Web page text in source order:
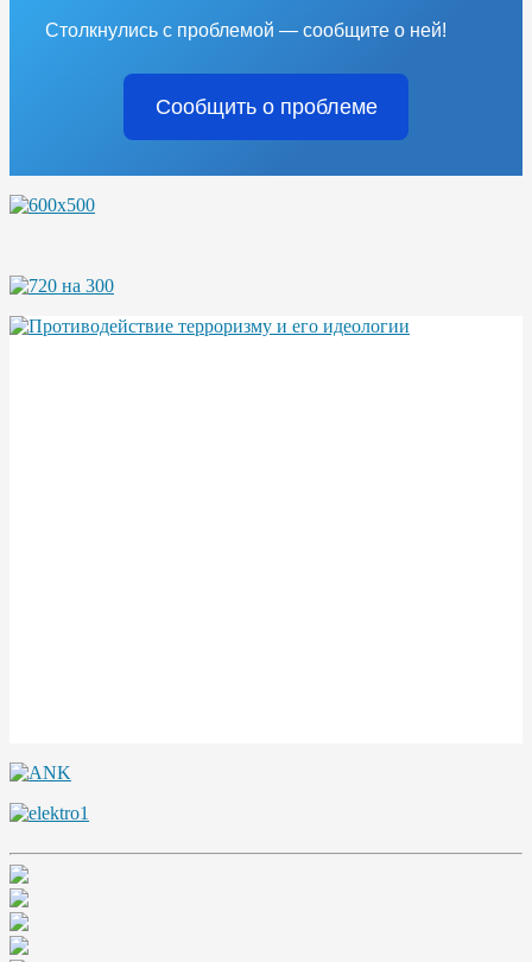
Столкнулись с проблемой — сообщите о ней!
Сообщить о проблеме